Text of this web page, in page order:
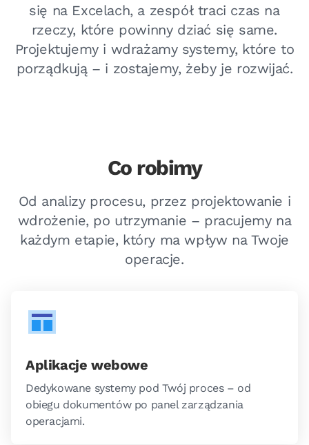
się na Excelach, a zespół traci czas na
rzeczy, które powinny dziać się same.
Projektujemy i wdrażamy systemy, które to
porządkują – i zostajemy, żeby je rozwijać.
Co robimy
Od analizy procesu, przez projektowanie i
wdrożenie, po utrzymanie – pracujemy na
każdym etapie, który ma wpływ na Twoje
operacje.
Aplikacje webowe
Dedykowane systemy pod Twój proces – od
obiegu dokumentów po panel zarządzania
operacjami.